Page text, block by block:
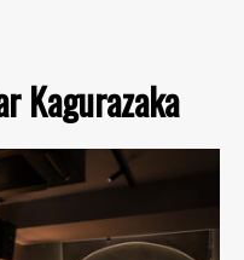
Kagurazaka